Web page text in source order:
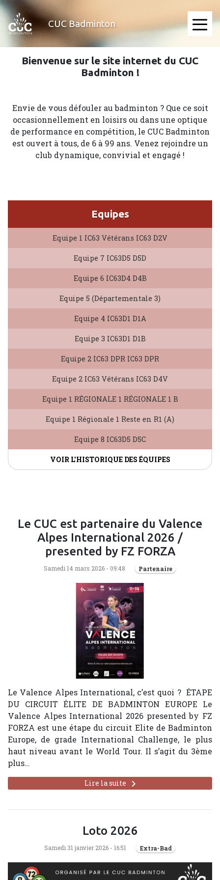
Aller
au
contenu
principal
CUC Badminton
≡
Accueil
Bienvenue sur le site internet du CUC
Badminton !
Envie de vous défouler au badminton ? Que ce soit
occasionnellement en loisirs ou dans une optique
de performance en compétition, le CUC Badminton
est ouvert à tous, de 6 à 99 ans. Venez rejoindre un
club dynamique, convivial et engagé !
Equipes
Equipe 1 IC63 Vétérans IC63 D2V
Equipe 7 IC63D5 D5D
Equipe 6 IC63D4 D4B
Equipe 5 (Départementale 3)
Equipe 4 IC63D1 D1A
Equipe 3 IC63D1 D1B
Equipe 2 IC63 DPR IC63 DPR
Equipe 2 IC63 Vétérans IC63 D4V
Equipe 1 RÉGIONALE 1 RÉGIONALE 1 B
Equipe 1 Régionale 1 Reste en R1 (A)
Equipe 8 IC63D5 D5C
VOIR L'HISTORIQUE DES ÉQUIPES
Le CUC est partenaire du Valence
Alpes International 2026 /
presented by FZ FORZA
Samedi 14 mars 2026 - 09:48 Partenaire
Le Valence Alpes International, c’est quoi ? ÉTAPE
DU CIRCUIT ÉLITE DE BADMINTON EUROPE Le
Valence Alpes International 2026 presented by FZ
FORZA est une étape du circuit Elite de Badminton
Europe, de grade International Challenge, le plus
haut niveau avant le World Tour. Il s’agit du 3ème
plus…
Lire la suite keyboard_arrow_right
Loto 2026
Samedi 31 janvier 2026 - 16:51 Extra-Bad